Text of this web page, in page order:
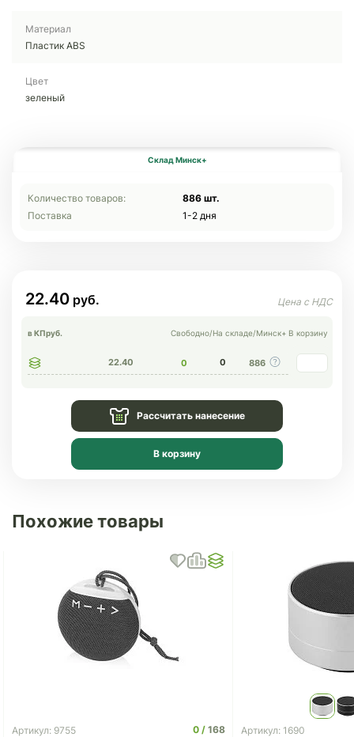
Материал
Пластик ABS
Цвет
зеленый
Склад Минск+
Количество товаров:
886 шт.
Поставка
1-2 дня
22.40
в КПруб. Свободно/На складе/Минск+ В корзину
22.40 0 0 886
Рассчитать нанесение
В корзину
Похожие товары
Артикул: 9755 0
168
Артикул: 1690